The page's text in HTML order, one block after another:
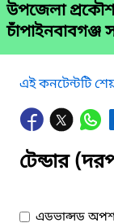
উপজেলা
চাঁপাইনবাবগঞ্জ
এই কনটেন্টটি
টেন্ডার
এডভান্সড